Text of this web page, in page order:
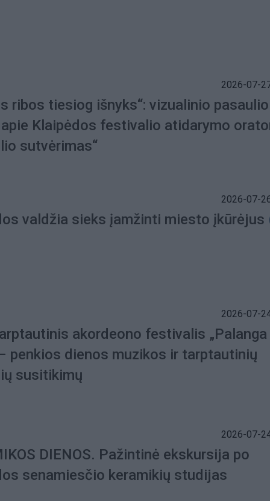
2026-07-
ribos tiesiog išnyks“: vizualinio pasaulio
apie Klaipėdos festivalio atidarymo
sutvėrimas“
2026-07-
valdžia sieks įamžinti miesto įkūrėjus
2026-07-
akordeono festivalis „Palanga
penkios dienos muzikos ir tarptautinių
susitikimų
2026-07-
DIENOS. Pažintinė ekskursija po
senamiesčio keramikių studijas